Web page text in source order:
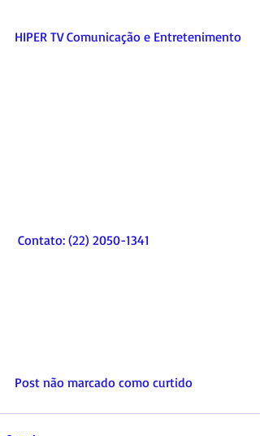
HIPER TV Comunicação e Entretenimento
Contato: (22) 2050-1341
Post não marcado como curtido